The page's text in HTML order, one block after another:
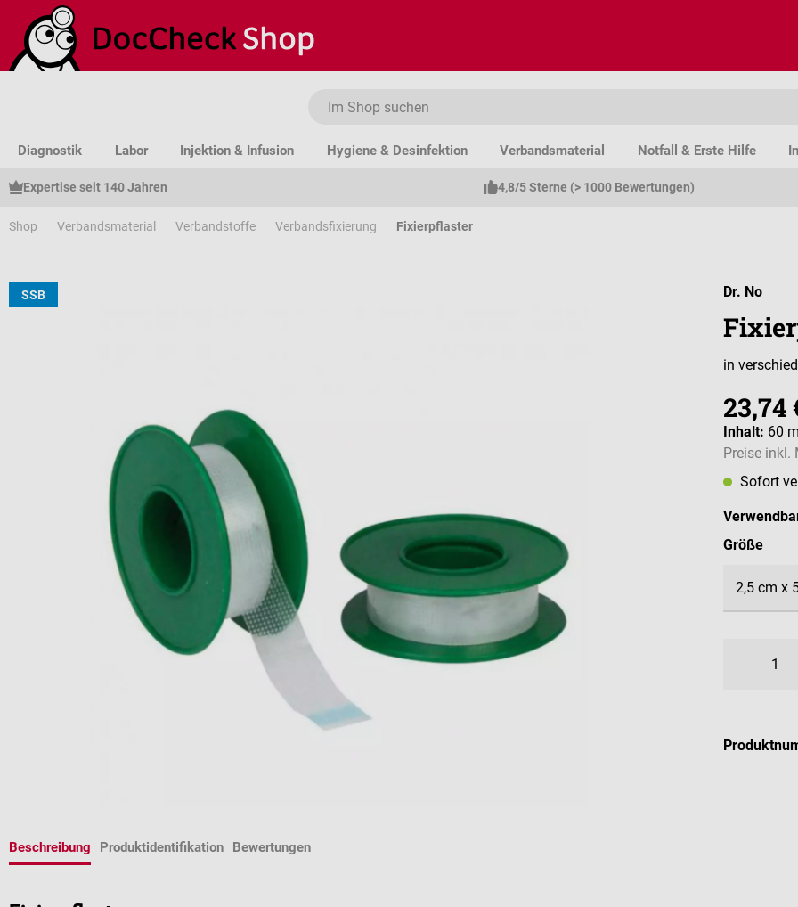
Hauptinhalt springen
Zur Suche springen
Zur Hauptnavigation springen
Diagnostik Labor Injektion & Infusion Hygiene & Desinfektion Verbandsmaterial Notfall & Erste Hilfe
Expertise seit 140 Jahren 4,8/5 Sterne (> 1000 Bewertungen)
Shop Verbandsmaterial Verbandstoffe Verbandsfixierung Fixierpflaster
SSB Dr. No
in
23,74
Inhalt: 60 m
Preise inkl.
Sofort
Größe
Beschreibung Produktidentifikation Bewertungen